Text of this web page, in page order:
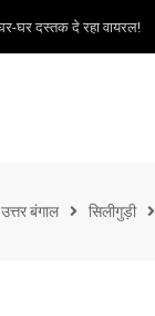
घर दस्तक दे रहा वायरल!
उत्तर बंगाल सिलीगुड़ी